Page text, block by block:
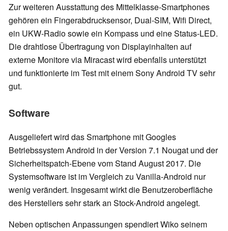
Zur weiteren Ausstattung des Mittelklasse-Smartphones
gehören ein Fingerabdrucksensor, Dual-SIM, Wifi Direct,
ein UKW-Radio sowie ein Kompass und eine Status-LED.
Die drahtlose Übertragung von Displayinhalten auf
externe Monitore via Miracast wird ebenfalls unterstützt
und funktionierte im Test mit einem Sony Android TV sehr
gut.
Software
Ausgeliefert wird das Smartphone mit Googles
Betriebssystem Android in der Version 7.1 Nougat und der
Sicherheitspatch-Ebene vom Stand August 2017. Die
Systemsoftware ist im Vergleich zu Vanilla-Android nur
wenig verändert. Insgesamt wirkt die Benutzeroberfläche
des Herstellers sehr stark an Stock-Android angelegt.
Neben optischen Anpassungen spendiert Wiko seinem